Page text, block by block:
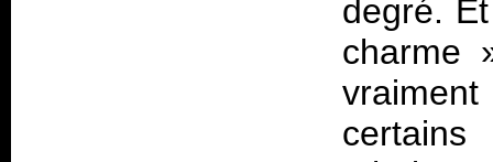
degré.
charme